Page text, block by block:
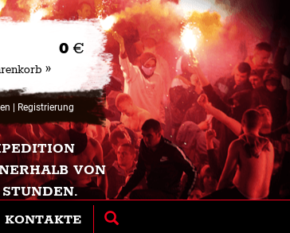
0 €
»
Registrierung
VON
KONTAKTE